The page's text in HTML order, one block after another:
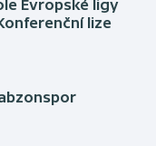
Evropské ligy
lize